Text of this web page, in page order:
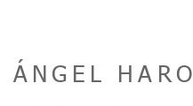
ÁNGEL HARO